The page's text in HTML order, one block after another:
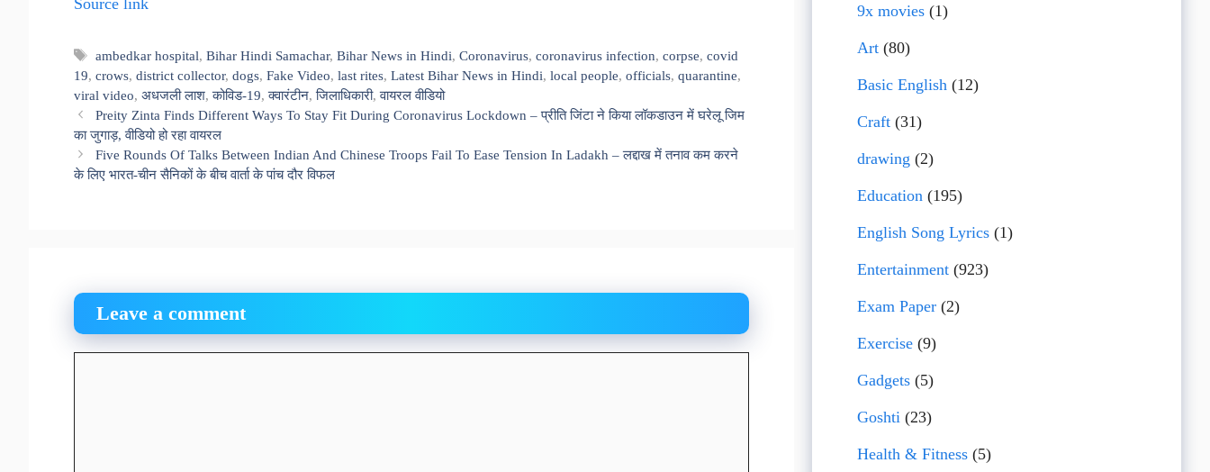
Source link
Tags
ambedkar hospital,Bihar Hindi Samachar,Bihar News in Hindi,Coronavirus,coronavirus infection,corpse,covid
19, crows, district collector, dogs, Fake Video, last rites, Latest Bihar News in Hindi, local people, officials, quarantine,
viral video, अधजली लाश,कोविड-19,क्वारंटीन,जिलाधिकारी,वायरल वीडियो
Preity Zinta Finds Different Ways To Stay Fit During Coronavirus Lockdown – प्रीति जिंटा ने किया लॉकडाउन में घरेलू जिम
का जुगाड़, वीडियो हो रहा वायरल
Five Rounds Of Talks Between Indian And Chinese Troops Fail To Ease Tension In Ladakh – लद्दाख में तनाव कम करने
के लिए भारत-चीन सैनिकों के बीच वार्ता के पांच दौर विफल
Leave a comment
9x movies (1)
Art (80)
Basic English (12)
Craft (31)
drawing (2)
Education (195)
English Song Lyrics (1)
Entertainment (923)
Exam Paper (2)
Exercise (9)
Gadgets (5)
Goshti (23)
Health & Fitness (5)